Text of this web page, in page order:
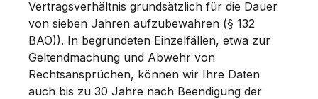
Vertragsverhältnis grundsätzlich für die Dauer
von sieben Jahren aufzubewahren (§ 132
BAO)). In begründeten Einzelfällen, etwa zur
Geltendmachung und Abwehr von
Rechtsansprüchen, können wir Ihre Daten
auch bis zu 30 Jahre nach Beendigung der